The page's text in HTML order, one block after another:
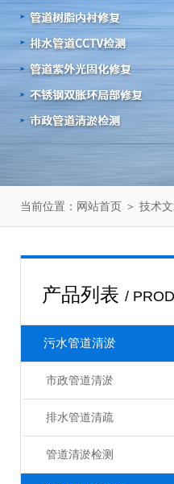
当前位置： 网站首页 ＞ 技术
产品列表 /
污水管道清淤
市政管道清淤
排水管道清疏
管道清淤检测